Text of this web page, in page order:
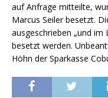
auf Anfrage mitteilte,
Marcus Seiler besetzt.
ausgeschrieben „und im
besetzt werden.
Höhn der Sparkasse